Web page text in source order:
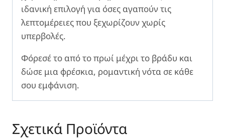
ιδανική επιλογή για όσες αγαπούν τις
λεπτομέρειες που ξεχωρίζουν χωρίς
υπερβολές.
Φόρεσέ το από το πρωί μέχρι το βράδυ και
δώσε μια φρέσκια, ρομαντική νότα σε κάθε
σου εμφάνιση.
Σχετικά Προϊόντα